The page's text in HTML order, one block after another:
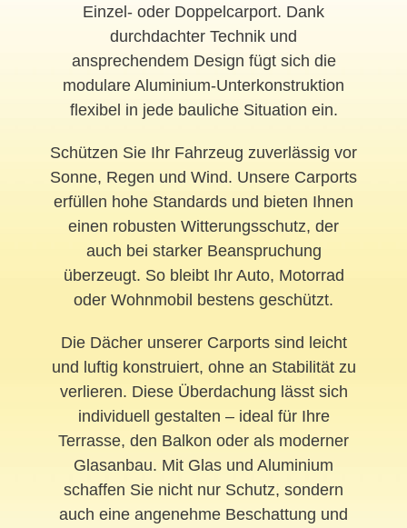
Einzel- oder Doppelcarport. Dank
durchdachter Technik und
ansprechendem Design fügt sich die
modulare Aluminium-Unterkonstruktion
flexibel in jede bauliche Situation ein.
Schützen Sie Ihr Fahrzeug zuverlässig vor
Sonne, Regen und Wind. Unsere Carports
erfüllen hohe Standards und bieten Ihnen
einen robusten Witterungsschutz, der
auch bei starker Beanspruchung
überzeugt. So bleibt Ihr Auto, Motorrad
oder Wohnmobil bestens geschützt.
Die Dächer unserer Carports sind leicht
und luftig konstruiert, ohne an Stabilität zu
verlieren. Diese Überdachung lässt sich
individuell gestalten – ideal für Ihre
Terrasse, den Balkon oder als moderner
Glasanbau. Mit Glas und Aluminium
schaffen Sie nicht nur Schutz, sondern
auch eine angenehme Beschattung und